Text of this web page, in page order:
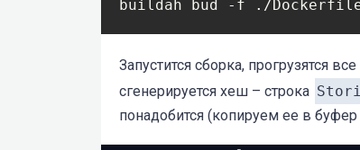
buildah bud -f ./
Запустится сборка, прогрузятся
сгенерируется хеш – строка
понадобится (копируем ее в